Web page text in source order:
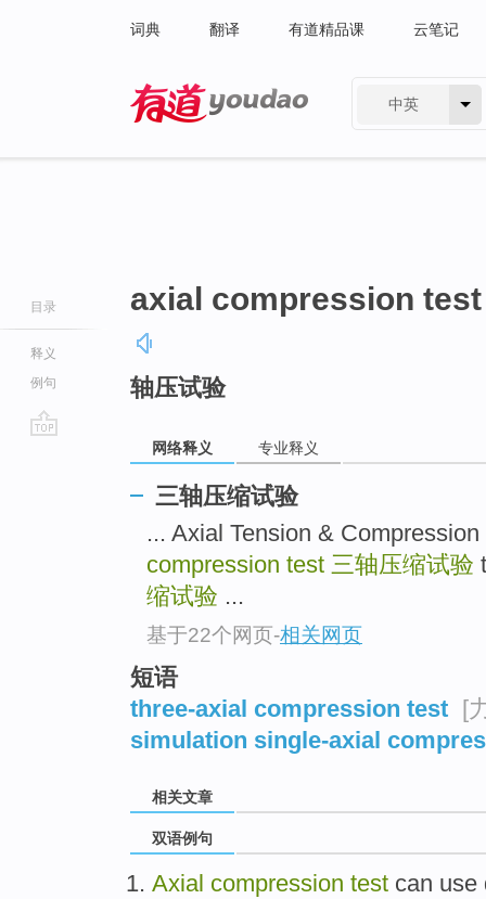
词典 翻译 有道精品课 云笔记
中英
目录
释义
例句
axial compression test
轴压试验
网络释义 专业释义
三轴压缩试验
... Axial Tension &
compression test 三轴压缩试验
缩试验 ...
基于22个网页-相关网页
短语
three-axial compression test [
simulation single-axial
相关文章
双语例句
Axial compression test can use